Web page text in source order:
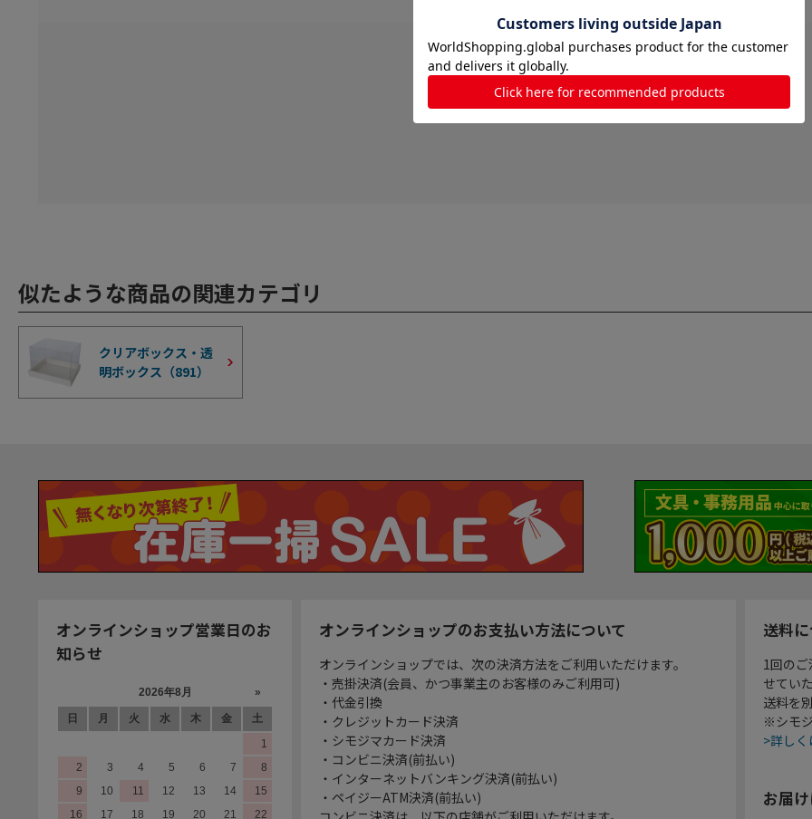
レビューはありません。
似たような商品の関連カテゴリ
クリアボックス・透
明ボックス（891）
オンラインショップ営業日のお
知らせ
オンラインショップのお支払い方法について
オンラインショップでは、次の決済方法をご利用いただけます。
・売掛決済(会員、かつ事業主のお客様のみご利用可)
・代金引換
・クレジットカード決済
・シモジマカード決済
・コンビニ決済(前払い)
・インターネットバンキング決済(前払い)
・ペイジーATM決済(前払い)
送料
1回の
せてい
送料を
※シモ
>詳し
お届